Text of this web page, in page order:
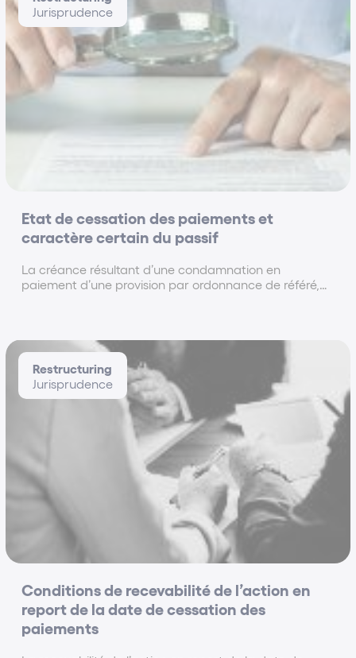
Jurisprudence
Etat de cessation des paiements et
caractère certain du passif
La créance résultant d’une condamnation en
paiement d’une provision par ordonnance de référé,
Restructuring
Jurisprudence
Conditions de recevabilité de l’action en
report de la date de cessation des
paiements